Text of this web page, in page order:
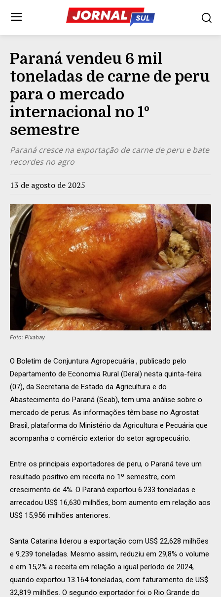
Paraná vendeu 6 mil
toneladas de carne de peru
para o mercado
internacional no 1º
semestre
Paraná cresce na exportação de carne de peru e bate
recordes no agro
13 de agosto de 2025
Foto: Pixabay
O Boletim de Conjuntura Agropecuária , publicado pelo
Departamento de Economia Rural (Deral) nesta quinta-feira
(07), da Secretaria de Estado da Agricultura e do
Abastecimento do Paraná (Seab), tem uma análise sobre o
mercado de perus. As informações têm base no Agrostat
Brasil, plataforma do Ministério da Agricultura e Pecuária que
acompanha o comércio exterior do setor agropecuário.
Entre os principais exportadores de peru, o Paraná teve um
resultado positivo em receita no 1º semestre, com
crescimento de 4%. O Paraná exportou 6.233 toneladas e
arrecadou US$ 16,630 milhões, bom aumento em relação aos
US$ 15,956 milhões anteriores.
Santa Catarina liderou a exportação com US$ 22,628 milhões
e 9.239 toneladas. Mesmo assim, reduziu em 29,8% o volume
e em 15,2% a receita em relação a igual período de 2024,
quando exportou 13.164 toneladas, com faturamento de US$
32,819 milhões. O segundo exportador foi o Rio Grande do